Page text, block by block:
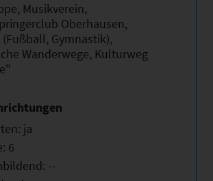
Musikverein,
Oberhausen,
Gymnastik),
Wanderwege, Kulturweg
ja
6
--